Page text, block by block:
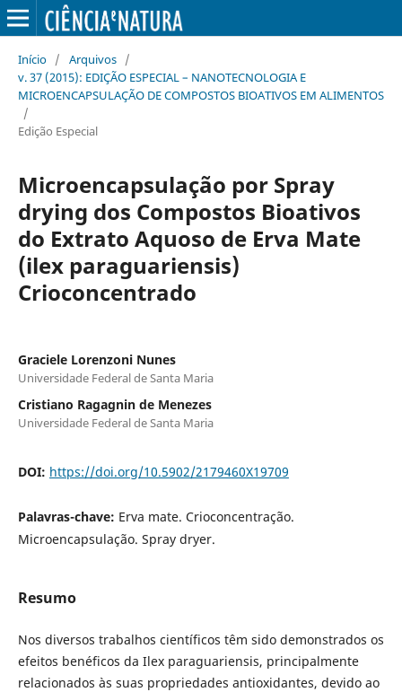
Início / Arquivos /
v. 37 (2015): EDIÇÃO ESPECIAL – NANOTECNOLOGIA E
MICROENCAPSULAÇÃO DE COMPOSTOS BIOATIVOS EM ALIMENTOS
/
Edição Especial
Microencapsulação por Spray
drying dos Compostos Bioativos
do Extrato Aquoso de Erva Mate
(ilex paraguariensis)
Crioconcentrado
Graciele Lorenzoni Nunes
Universidade Federal de Santa Maria
Cristiano Ragagnin de Menezes
Universidade Federal de Santa Maria
DOI: https://doi.org/10.5902/2179460X19709
Palavras-chave: Erva mate. Crioconcentração.
Microencapsulação. Spray dryer.
Resumo
Nos diversos trabalhos científicos têm sido demonstrados os
efeitos benéficos da Ilex paraguariensis, principalmente
relacionados às suas propriedades antioxidantes, devido ao